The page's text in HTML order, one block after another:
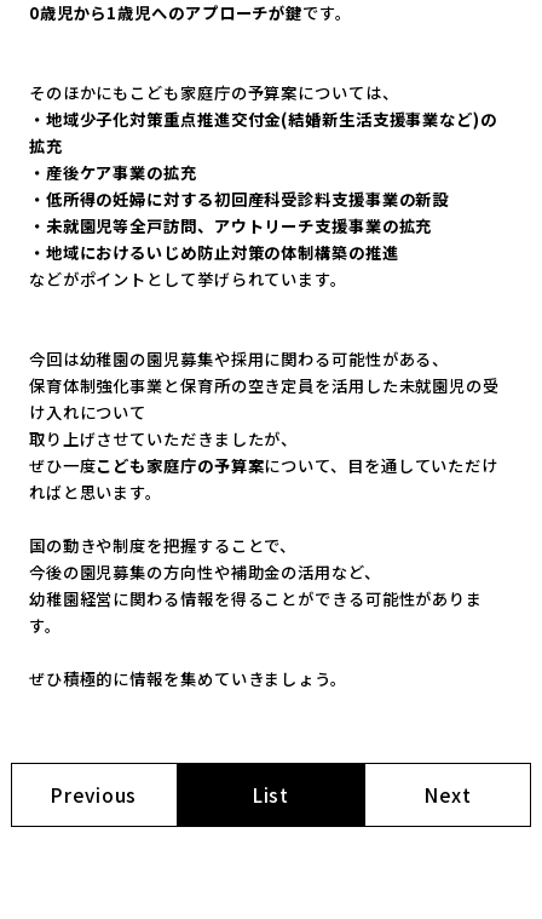
0歳児から1歳児へのアプローチが鍵です。
そのほかにもこども家庭庁の予算案については、
・地域少子化対策重点推進交付金(結婚新生活支援事業など)の
拡充
・産後ケア事業の拡充
・低所得の妊婦に対する初回産科受診料支援事業の新設
・未就園児等全戸訪問、アウトリーチ支援事業の拡充
・地域におけるいじめ防止対策の体制構築の推進
などがポイントとして挙げられています。
今回は幼稚園の園児募集や採用に関わる可能性がある、
保育体制強化事業と保育所の空き定員を活用した未就園児の受
け入れについて
取り上げさせていただきましたが、
ぜひ一度こども家庭庁の予算案について、 目を通していただけ
ればと思います。
国の動きや制度を把握することで、
今後の園児募集の方向性や補助金の活用など、
幼稚園経営に関わる情報を得ることができる可能性がありま
す。
ぜひ積極的に情報を集めていきましょう。
Previous List Next